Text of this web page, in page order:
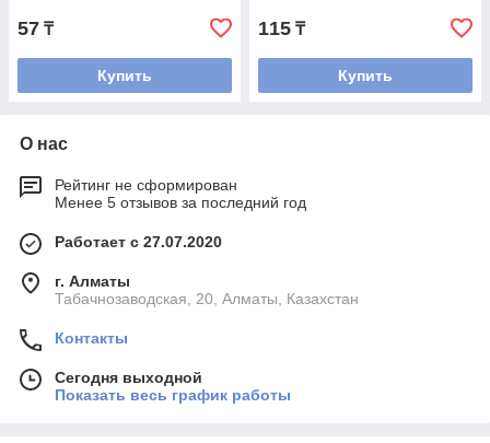
57 ₸
Купить
115 ₸
Купить
О нас
Рейтинг не сформирован
Менее 5 отзывов за последний год
Работает с 27.07.2020
г. Алматы
Табачнозаводская, 20, Алматы, Казахстан
Контакты
Сегодня выходной
Показать весь график работы